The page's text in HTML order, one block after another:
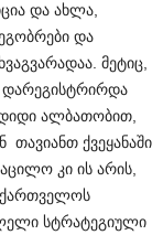
და ახლა,
და
მეტიც,
დარეგისტრირდა
დიდი ალბათობით,
თავიანთ ქვეყანაში
კი ის არის,
სტრატეგიული